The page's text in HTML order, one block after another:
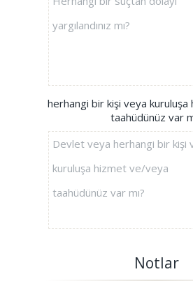
herhangi bir kişi veya
taahüdünüz var
Notlar